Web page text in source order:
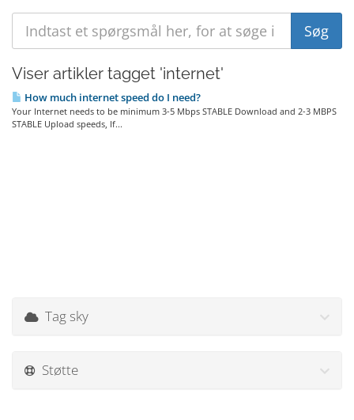
Viser artikler tagget 'internet'
How much internet speed do I need?
Your Internet needs to be minimum 3-5 Mbps STABLE Download and 2-3 MBPS
STABLE Upload speeds, If...
Tag sky
Støtte